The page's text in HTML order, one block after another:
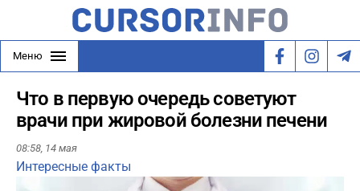
Меню
Что в первую очередь советуют
врачи при жировой болезни печени
08:58, 14 мая
Интересные факты